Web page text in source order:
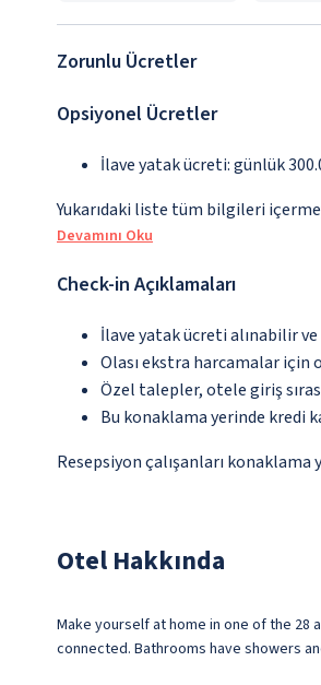
Zorunlu Ücretler
Opsiyonel Ücretler
İlave yatak ücreti: günlük
Yukarıdaki liste tüm bilgileri
Devamını Oku
Check-in Açıklamaları
İlave yatak ücreti alınabilir
Olası ekstra harcamalar
Özel talepler, otele giriş
Bu konaklama yerinde kredi
Resepsiyon çalışanları konaklama
Otel Hakkında
Make yourself at home in one of the
connected. Bathrooms have showers